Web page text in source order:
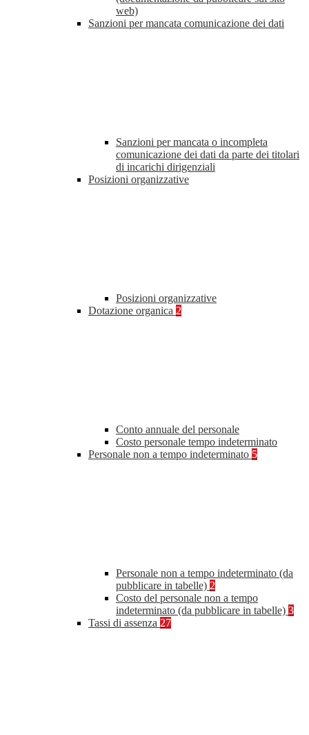
web)
Sanzioni per mancata comunicazione dei dati
Sanzioni per mancata o incompleta
comunicazione dei dati da parte dei titolari
di incarichi dirigenziali
Posizioni organizzative
Posizioni organizzative
Dotazione organica 2
Conto annuale del personale
Costo personale tempo indeterminato
Personale non a tempo indeterminato 5
Personale non a tempo indeterminato (da
pubblicare in tabelle) 2
Costo del personale non a tempo
indeterminato (da pubblicare in tabelle) 3
Tassi di assenza 27